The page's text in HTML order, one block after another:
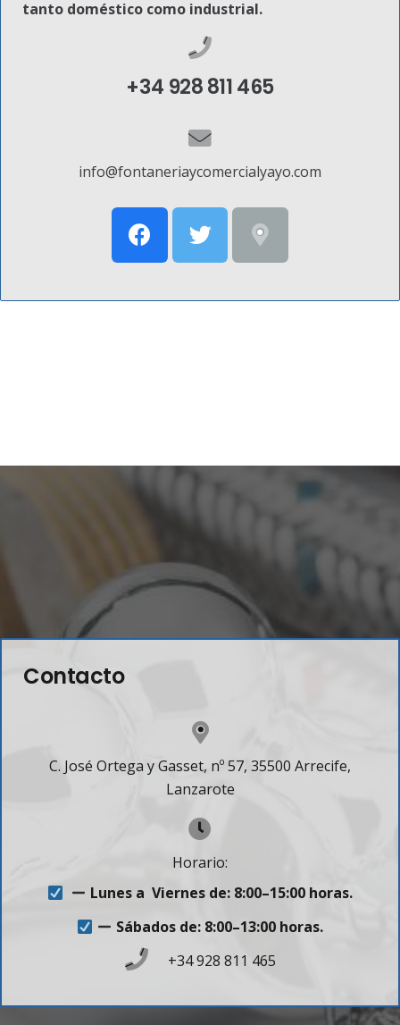
tanto doméstico como industrial.
+34 928 811 465
info@fontaneriaycomercialyayo.com
Contacto
C. José Ortega y Gasset, nº 57, 35500 Arrecife,
Lanzarote
Horario:
Lunes a Viernes de: 8:00–15:00 horas.
Sábados de: 8:00–13:00 horas.
+34 928 811 465